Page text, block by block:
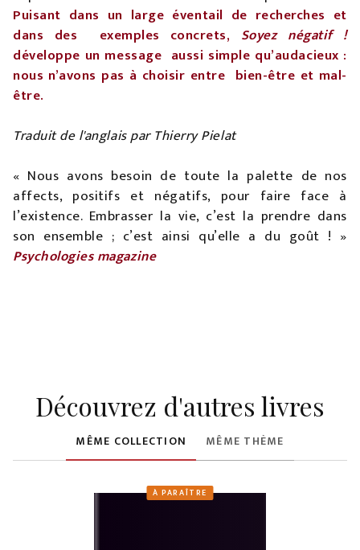
Puisant dans un large éventail de recherches et
dans des exemples concrets, Soyez négatif !
développe un message aussi simple qu’audacieux :
nous n’avons pas à choisir entre bien-être et mal-
être.
Traduit de l'anglais par Thierry Pielat
« Nous avons besoin de toute la palette de nos
affects, positifs et négatifs, pour faire face à
l’existence. Embrasser la vie, c’est la prendre dans
son ensemble ; c’est ainsi qu’elle a du goût ! »
Psychologies magazine
Découvrez d'autres livres
MÊME COLLECTION MÊME THÈME
À PARAÎTRE